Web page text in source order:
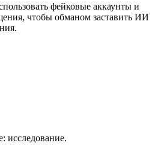
фейковые аккаунты и
чтобы обманом заставить ИИ
исследование.